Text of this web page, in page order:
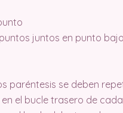
juntos en punto bajo
paréntesis se deben
el bucle trasero de